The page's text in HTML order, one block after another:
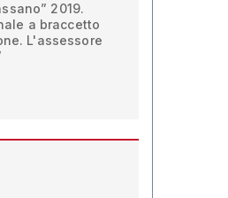
2019.
a braccetto
L'assessore